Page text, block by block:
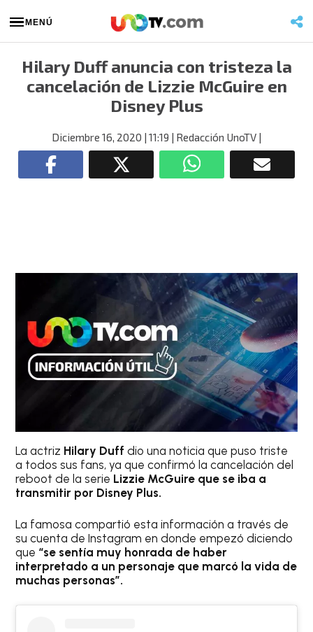
MENÚ
Hilary Duff anuncia con tristeza la
cancelación de Lizzie McGuire en
Disney Plus
Diciembre 16, 2020 | 11:19 | Redacción UnoTV |
La actriz Hilary Duffdio una noticia que puso triste
a todos sus fans, ya que confirmó la cancelación del
reboot de la serie Lizzie McGuire que se iba a
transmitir por Disney Plus.
La famosa compartió esta información a través de
su cuenta de Instagram en donde empezó diciendo
que “se sentía muy honrada de haber
interpretado a un personaje que marcó la vida de
muchas personas”.